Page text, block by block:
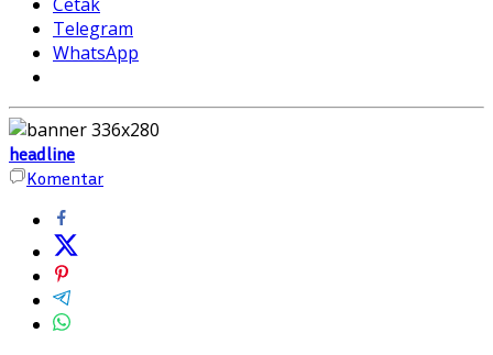
Telegram
WhatsApp
headline
Komentar